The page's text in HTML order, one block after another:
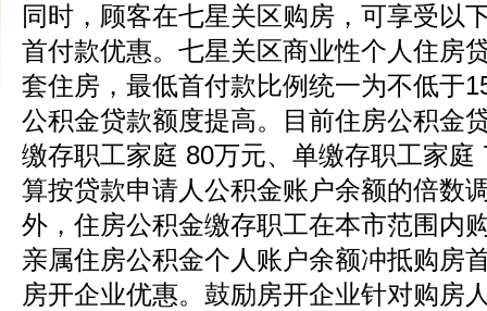
同时，顾客在七星关区购房，可享受以
首付款优惠。七星关区商业性个人住房
套住房，最低首付款比例统一为不低于
公积金贷款额度提高。目前住房公积金
缴存职工家庭 80万元、单缴存职工家庭
算按贷款申请人公积金账户余额的倍数
外，住房公积金缴存职工在本市范围内
亲属住房公积金个人账户余额冲抵购房
房开企业优惠。鼓励房开企业针对购房